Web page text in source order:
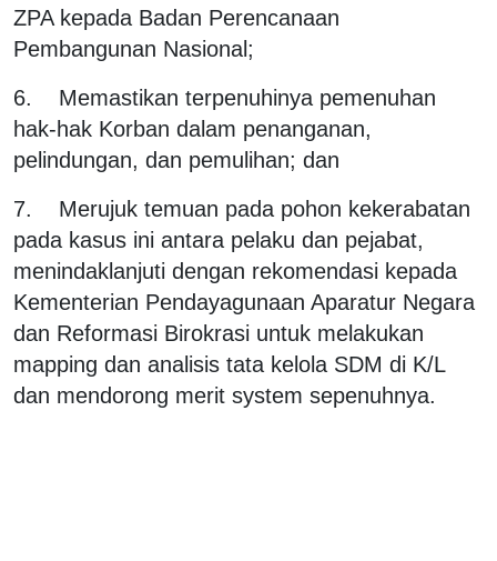
ZPA kepada Badan Perencanaan
Pembangunan Nasional;
6. Memastikan terpenuhinya pemenuhan
hak-hak Korban dalam penanganan,
pelindungan, dan pemulihan; dan
7. Merujuk temuan pada pohon kekerabatan
pada kasus ini antara pelaku dan pejabat,
menindaklanjuti dengan rekomendasi kepada
Kementerian Pendayagunaan Aparatur Negara
dan Reformasi Birokrasi untuk melakukan
mapping dan analisis tata kelola SDM di K/L
dan mendorong merit system sepenuhnya.